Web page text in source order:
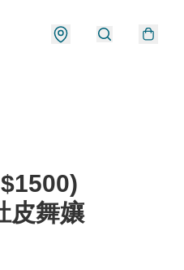
皮舞孃